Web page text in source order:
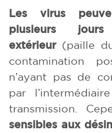
Les virus
plusieurs
extérieur(paille
contamination
n’ayant pas de
par
transmission.
sensibles aux